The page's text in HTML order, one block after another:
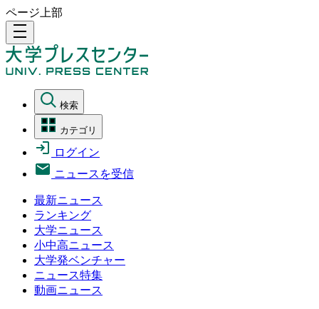
ページ上部
density_medium
検索
カテゴリ
ログイン
ニュースを受信
最新ニュース
ランキング
大学ニュース
小中高ニュース
大学発ベンチャー
ニュース特集
動画ニュース